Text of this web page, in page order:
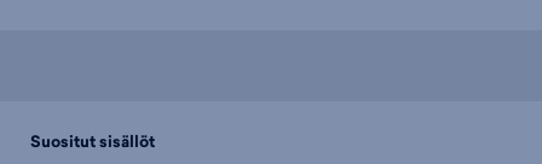
Suositut sisällöt